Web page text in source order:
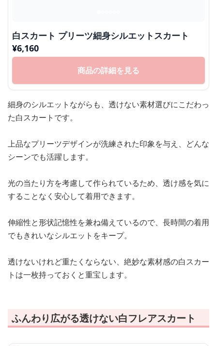
白スカート プリーツ細身シルエットスカート
¥6,160
商品の詳細を見る
細身のシルエットながらも、透けない素材選びにこだわっ
た白スカートです。
上品なプリーツデザインが洗練された印象を与え、どんな
シーンでも活躍します。
光の当たり方を考慮して作られているため、透け感を気に
することなく安心して着用できます。
伸縮性と形状記憶性を兼ね備えているので、長時間の着用
でもきれいなシルエットをキープ。
透けないけれど重たくならない、絶妙な素材感の白スカー
トは一枚持っておくと重宝します。
ふんわり広がる透けない白フレアスカート